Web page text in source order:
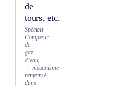
de
tours, etc.
Spécialt
Compteur
de
gaz,
d’eau,
→ mécanisme
renfermé
dans